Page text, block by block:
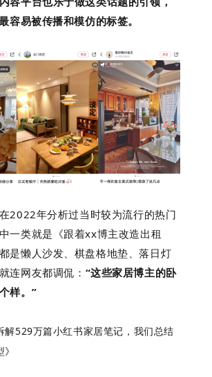
容易被传播和模仿的标签。
2022年分析过当时较为流行的热门
一类就是《跟着xx博主改造出租
是懒人沙发、棋盘格地垫、落日灯
连网友都调侃： “这些家居博主的卧
样。”
解529万篇小红书家居笔记，我们总结